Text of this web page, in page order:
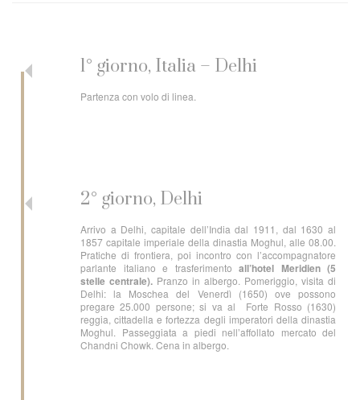
1° giorno, Italia – Delhi
Partenza con volo di linea.
2° giorno, Delhi
Arrivo a Delhi, capitale dell’India dal 1911, dal 1630 al
1857 capitale imperiale della dinastia Moghul, alle 08.00.
Pratiche di frontiera, poi incontro con l’accompagnatore
parlante italiano e trasferimento all’hotel Meridien (5
stelle centrale). Pranzo in albergo. Pomeriggio, visita di
Delhi: la Moschea del Venerdì (1650) ove possono
pregare 25.000 persone; si va al Forte Rosso (1630)
reggia, cittadella e fortezza degli imperatori della dinastia
Moghul. Passeggiata a piedi nell’affollato mercato del
Chandni Chowk. Cena in albergo.